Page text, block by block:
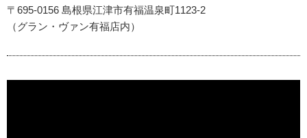
〒695-0156 島根県江津市有福温泉町1123-2
（グラン・ヴァン有福店内）